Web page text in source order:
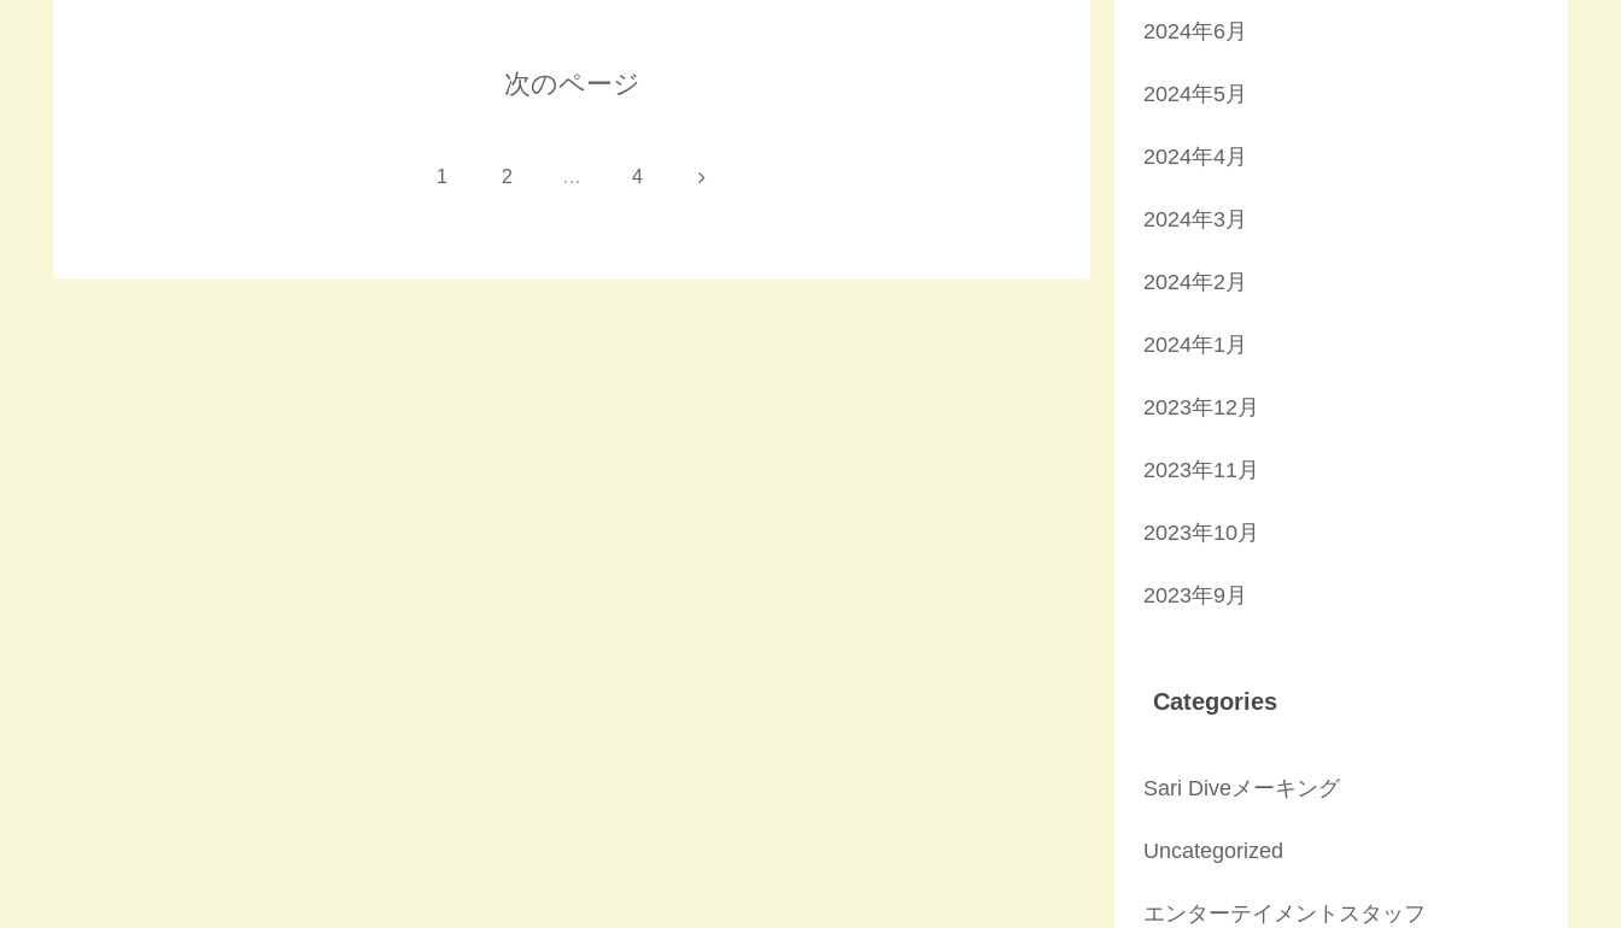
次のページ
1 2 … 4 次
2024年6月
2024年5月
2024年4月
2024年3月
2024年2月
2024年1月
2023年12月
2023年11月
2023年10月
2023年9月
Categories
Sari Diveメーキング
Uncategorized
エンターテイメントスタッフ